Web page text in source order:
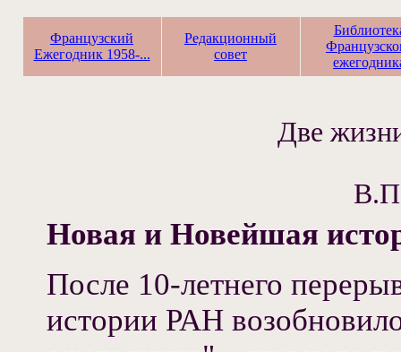
Французский
Ежегодник 1958-...
Редакционный
совет
Две
Новая и Новейшая
После 10-летнего
истории РАН